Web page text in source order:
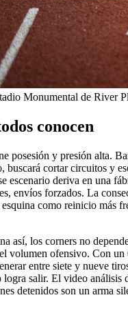
Monumental de River
conocen
posesión y presión alta.
buscará cortar circuitos y
escenario deriva en una
envíos forzados. La
como reinicio más
así, los corners no
volumen ofensivo. Con un
entre siete y nueve
salir. El video análisis
detenidos son un arma